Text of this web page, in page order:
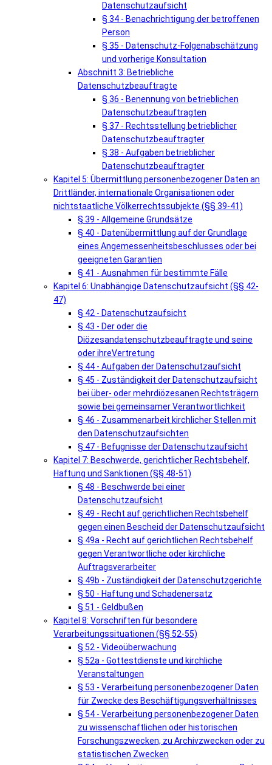
Datenschutzaufsicht
§ 34 - Benachrichtigung der betroffenen
Person
§ 35 - Datenschutz-Folgenabschätzung
und vorherige Konsultation
Abschnitt 3: Betriebliche
Datenschutzbeauftragte
§ 36 - Benennung von betrieblichen
Datenschutzbeauftragten
§ 37 - Rechtsstellung betrieblicher
Datenschutzbeauftragter
§ 38 - Aufgaben betrieblicher
Datenschutzbeauftragter
Kapitel 5: Übermittlung personenbezogener Daten an
Drittländer, internationale Organisationen oder
nichtstaatliche Völkerrechtssubjekte (§§ 39-41)
§ 39 - Allgemeine Grundsätze
§ 40 - Datenübermittlung auf der Grundlage
eines Angemessenheitsbeschlusses oder bei
geeigneten Garantien
§ 41 - Ausnahmen für bestimmte Fälle
Kapitel 6: Unabhängige Datenschutzaufsicht (§§ 42-
47)
§ 42 - Datenschutzaufsicht
§ 43 - Der oder die
Diözesandatenschutzbeauftragte und seine
oder ihreVertretung
§ 44 - Aufgaben der Datenschutzaufsicht
§ 45 - Zuständigkeit der Datenschutzaufsicht
bei über- oder mehrdiözesanen Rechtsträgern
sowie bei gemeinsamer Verantwortlichkeit
§ 46 - Zusammenarbeit kirchlicher Stellen mit
den Datenschutzaufsichten
§ 47 - Befugnisse der Datenschutzaufsicht
Kapitel 7: Beschwerde, gerichtlicher Rechtsbehelf,
Haftung und Sanktionen (§§ 48-51)
§ 48 - Beschwerde bei einer
Datenschutzaufsicht
§ 49 - Recht auf gerichtlichen Rechtsbehelf
gegen einen Bescheid der Datenschutzaufsicht
§ 49a - Recht auf gerichtlichen Rechtsbehelf
gegen Verantwortliche oder kirchliche
Auftragsverarbeiter
§ 49b - Zuständigkeit der Datenschutzgerichte
§ 50 - Haftung und Schadenersatz
§ 51 - Geldbußen
Kapitel 8: Vorschriften für besondere
Verarbeitungssituationen (§§ 52-55)
§ 52 - Videoüberwachung
§ 52a - Gottestdienste und kirchliche
Veranstaltungen
§ 53 - Verarbeitung personenbezogener Daten
für Zwecke des Beschäftigungsverhältnisses
§ 54 - Verarbeitung personenbezogener Daten
zu wissenschaftlichen oder historischen
Forschungszwecken, zu Archivzwecken oder zu
statistischen Zwecken